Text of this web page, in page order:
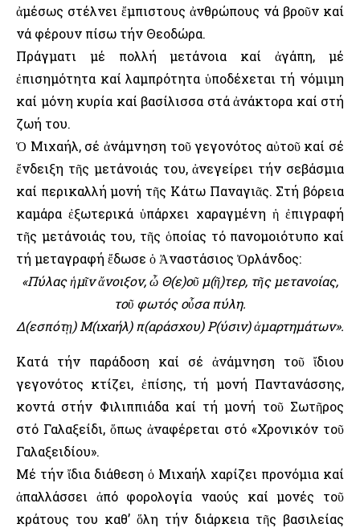
ἀμέσως στέλνει ἔμπιστους ἀνθρώπους νά βροῦν καί
νά φέρουν πίσω τήν Θεοδώρα.
Πράγματι μέ πολλή μετάνοια καί ἀγάπη, μέ
ἐπισημότητα καί λαμπρότητα ὑποδέχεται τή νόμιμη
καί μόνη κυρία καί βασίλισσα στά ἀνάκτορα καί στή
ζωή του.
Ὁ Μιχαήλ, σέ ἀνάμνηση τοῦ γεγονότος αὐτοῦ καί σέ
ἔνδειξη τῆς μετάνοιάς του, ἀνεγείρει τήν σεβάσμια
καί περικαλλή μονή τῆς Κάτω Παναγιᾶς. Στή βόρεια
καμάρα ἐξωτερικά ὑπάρχει χαραγμένη ἡ ἐπιγραφή
τῆς μετάνοιάς του, τῆς ὁποίας τό πανομοιότυπο καί
τή μεταγραφή ἔδωσε ὁ Ἀναστάσιος Ὀρλάνδος:
«Πύλας ἡμῖν ἄνοιξον, ὦ Θ(ε)οῦ μ(ῆ)τερ, τῆς μετανοίας,
τοῦ φωτός οὖσα πύλη.
Δ(εσπότῃ) Μ(ιχαήλ) π(αράσχου) Ρ(ύσιν) ἁμαρτημάτων».
Κατά τήν παράδοση καί σέ ἀνάμνηση τοῦ ἴδιου
γεγονότος κτίζει, ἐπίσης, τή μονή Παντανάσσης,
κοντά στήν Φιλιππιάδα καί τή μονή τοῦ Σωτῆρος
στό Γαλαξείδι, ὅπως ἀναφέρεται στό «Χρονικόν τοῦ
Γαλαξειδίου».
Μέ τήν ἴδια διάθεση ὁ Μιχαήλ χαρίζει προνόμια καί
ἀπαλλάσσει ἀπό φορολογία ναούς καί μονές τοῦ
κράτους του καθ’ ὅλη τήν διάρκεια τῆς βασιλείας